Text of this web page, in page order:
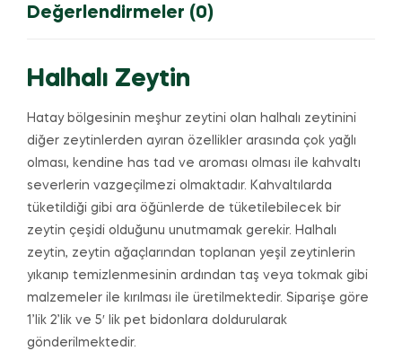
Değerlendirmeler (0)
Halhalı Zeytin
Hatay bölgesinin meşhur zeytini olan halhalı zeytinini
diğer zeytinlerden ayıran özellikler arasında çok yağlı
olması, kendine has tad ve aroması olması ile kahvaltı
severlerin vazgeçilmezi olmaktadır. Kahvaltılarda
tüketildiği gibi ara öğünlerde de tüketilebilecek bir
zeytin çeşidi olduğunu unutmamak gerekir. Halhalı
zeytin, zeytin ağaçlarından toplanan yeşil zeytinlerin
yıkanıp temizlenmesinin ardından taş veya tokmak gibi
malzemeler ile kırılması ile üretilmektedir. Siparişe göre
1’lik 2’lik ve 5′ lik pet bidonlara doldurularak
gönderilmektedir.